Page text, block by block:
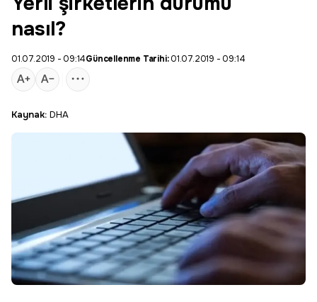
nasıl?
01.07.2019 - 09:14Güncellenme Tarihi:01.07.2019 - 09:14
Kaynak: DHA